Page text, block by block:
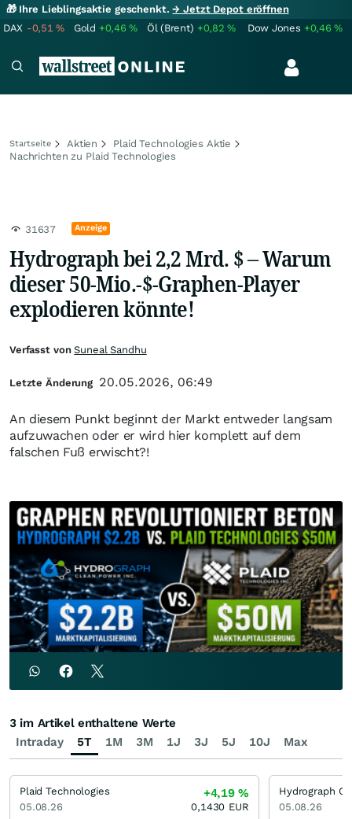
🎁 Ihre Lieblingsaktie geschenkt.→ Jetzt Depot eröffnen
DAX -0,51% Gold +0,46% Öl (Brent) +0,82% Dow Jones +0,46%
Startseite Aktien
Plaid Technologies Aktie
Nachrichten zu Plaid Technologies
31637 Anzeige
Hydrograph bei 2,2 Mrd. $ – Warum
dieser 50-Mio.-$-Graphen-Player
explodieren könnte!
An diesem Punkt beginnt der Markt entweder langsam
aufzuwachen oder er wird hier komplett auf dem
falschen Fuß erwischt?!
Verfasst vonSuneal Sandhu
Letzte Änderung 20.05.2026, 06:49
Intraday 5T 1M 3M 1J 3J 5J 10J Max
3 im Artikel enthaltene Werte
Plaid Technologies
05.08.26
+4,19%
0,1430 EUR
Hydrograph
05.08.26